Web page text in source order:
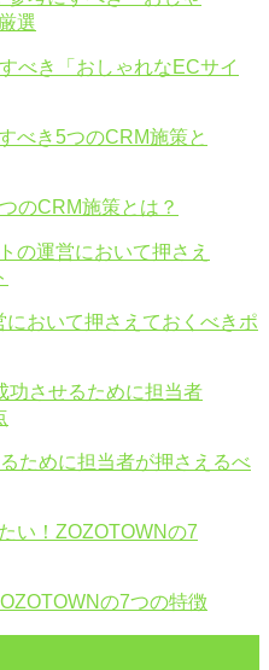
べき「おしゃれなECサイ
のCRM施策とは？
おいて押さえておくべきポ
ために担当者が押さえるべ
の7つの特徴